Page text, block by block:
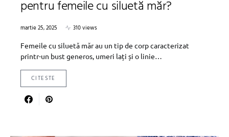
pentru femeile cu siluetă măr?
martie 25, 2025
310 views
Femeile cu siluetă măr au un tip de corp caracterizat
printr-un bust generos, umeri lați și o linie…
CITESTE